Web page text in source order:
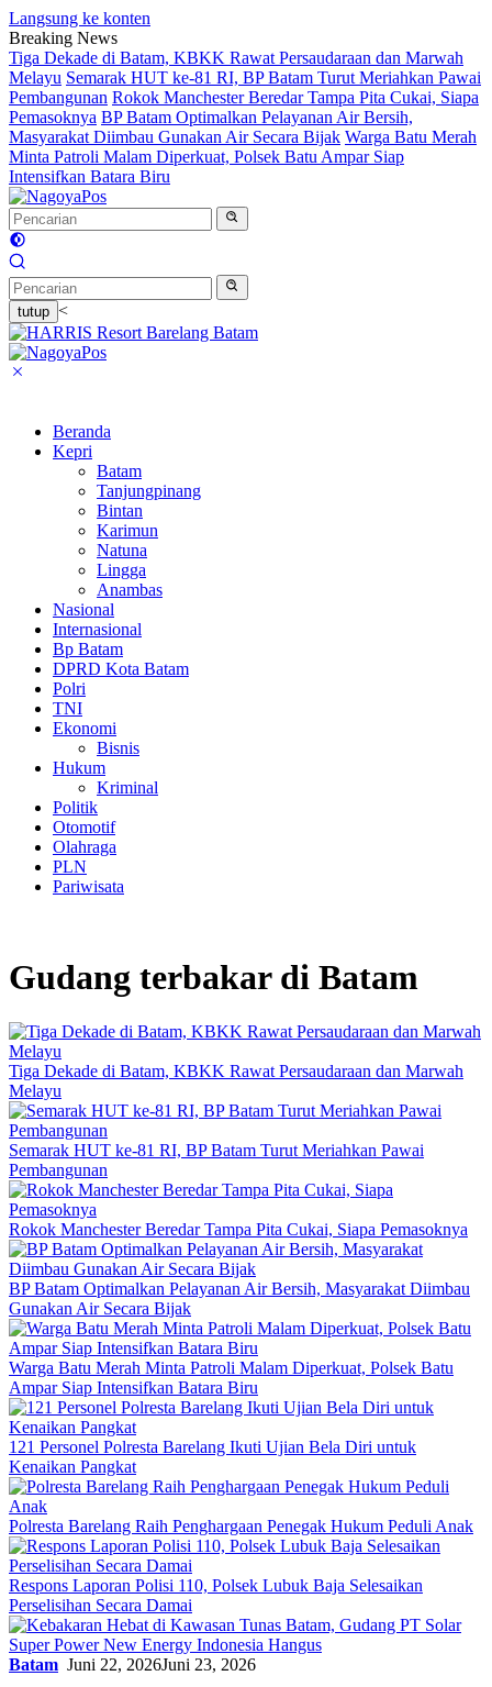
Langsung ke konten
Breaking News
Tiga Dekade di Batam, KBKK Rawat Persaudaraan dan Marwah
Melayu Semarak HUT ke-81 RI, BP Batam Turut Meriahkan Pawai
Pembangunan Rokok Manchester Beredar Tampa Pita Cukai, Siapa
Pemasoknya BP Batam Optimalkan Pelayanan Air Bersih,
Masyarakat Diimbau Gunakan Air Secara Bijak Warga Batu Merah
Minta Patroli Malam Diperkuat, Polsek Batu Ampar Siap
Intensifkan Batara Biru
tutup <
Beranda
Kepri
Batam
Tanjungpinang
Bintan
Karimun
Natuna
Lingga
Anambas
Nasional
Internasional
Bp Batam
DPRD Kota Batam
Polri
TNI
Ekonomi
Bisnis
Hukum
Kriminal
Politik
Otomotif
Olahraga
PLN
Pariwisata
Gudang terbakar di Batam
Tiga Dekade di Batam, KBKK Rawat Persaudaraan dan Marwah
Melayu
Semarak HUT ke-81 RI, BP Batam Turut Meriahkan Pawai
Pembangunan
Rokok Manchester Beredar Tampa Pita Cukai, Siapa Pemasoknya
BP Batam Optimalkan Pelayanan Air Bersih, Masyarakat Diimbau
Gunakan Air Secara Bijak
Warga Batu Merah Minta Patroli Malam Diperkuat, Polsek Batu
Ampar Siap Intensifkan Batara Biru
121 Personel Polresta Barelang Ikuti Ujian Bela Diri untuk
Kenaikan Pangkat
Polresta Barelang Raih Penghargaan Penegak Hukum Peduli Anak
Respons Laporan Polisi 110, Polsek Lubuk Baja Selesaikan
Perselisihan Secara Damai
Batam Juni 22, 2026Juni 23, 2026